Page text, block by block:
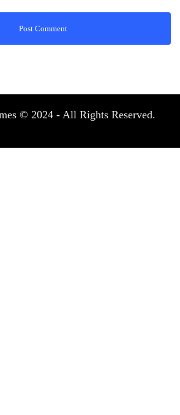
© 2024 - All Rights Reserved.